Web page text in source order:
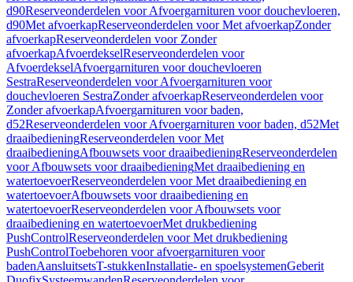
d90Reserveonderdelen voor Afvoergarnituren voor douchevloeren,
d90Met afvoerkapReserveonderdelen voor Met afvoerkapZonder
afvoerkapReserveonderdelen voor Zonder
afvoerkapAfvoerdekselReserveonderdelen voor
AfvoerdekselAfvoergarnituren voor douchevloeren
SestraReserveonderdelen voor Afvoergarnituren voor
douchevloeren SestraZonder afvoerkapReserveonderdelen voor
Zonder afvoerkapAfvoergarnituren voor baden,
d52Reserveonderdelen voor Afvoergarnituren voor baden, d52Met
draaibedieningReserveonderdelen voor Met
draaibedieningAfbouwsets voor draaibedieningReserveonderdelen
voor Afbouwsets voor draaibedieningMet draaibediening en
watertoevoerReserveonderdelen voor Met draaibediening en
watertoevoerAfbouwsets voor draaibediening en
watertoevoerReserveonderdelen voor Afbouwsets voor
draaibediening en watertoevoerMet drukbediening
PushControlReserveonderdelen voor Met drukbediening
PushControlToebehoren voor afvoergarnituren voor
badenAansluitsetsT-stukkenInstallatie- en spoelsystemenGeberit